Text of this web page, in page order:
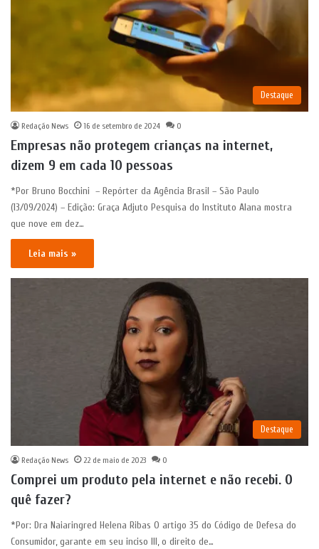
Destaque
Redação News 16 de setembro de 2024 0
Empresas não protegem crianças na internet,
dizem 9 em cada 10 pessoas
*Por Bruno Bocchini – Repórter da Agência Brasil – São Paulo
(13/09/2024) – Edição: Graça Adjuto Pesquisa do Instituto Alana mostra
que nove em dez…
Leia mais »
Destaque
Redação News 22 de maio de 2023 0
Comprei um produto pela internet e não recebi. O
quê fazer?
*Por: Dra Naiaringred Helena Ribas O artigo 35 do Código de Defesa do
Consumidor, garante em seu inciso III, o direito de…